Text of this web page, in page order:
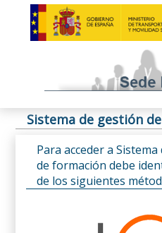
Sistema de gestión
Para acceder a
de formación debe
de los siguientes